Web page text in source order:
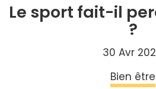
Le sport fait-il
?
30 Avr
Bien être